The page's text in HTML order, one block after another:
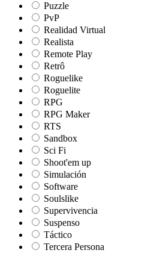
Puzzle
PvP
Realidad Virtual
Realista
Remote Play
Retrô
Roguelike
Roguelite
RPG
RPG Maker
RTS
Sandbox
Sci Fi
Shoot'em up
Simulación
Software
Soulslike
Supervivencia
Suspenso
Táctico
Tercera Persona